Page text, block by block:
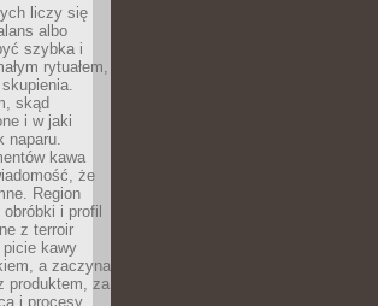
liczy się
albo
szybka i
rytuałem,
skąd
i w jaki
naparu.
kawa
że
Region
i profil
z terroir
kawy
a zaczyna
produktem, za
i procesy.